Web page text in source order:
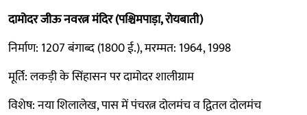
दामोदर जीऊ नवरत्न मंदिर (पश्चिमपाड़ा, रोयबाती)
निर्माण: 1207 बंगाब्द (1800 ई.), मरम्मत: 1964, 1998
मूर्ति: लकड़ी के सिंहासन पर दामोदर शालीग्राम
विशेष: नया शिलालेख, पास में पंचरत्न दोलमंच व द्वितल दोलमंच